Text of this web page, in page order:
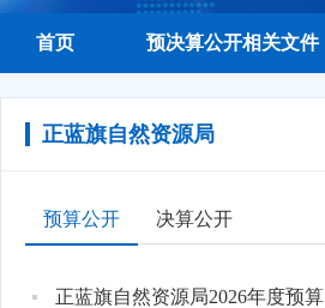
首页 预决算公开相关文件
正蓝旗自然资源局
预算公开 决算公开
正蓝旗自然资源局2026年度预算